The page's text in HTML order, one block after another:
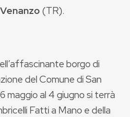
(TR).
borgo di
del Comune di San
maggio al 4 giugno si terrà
Fatti a Mano e della